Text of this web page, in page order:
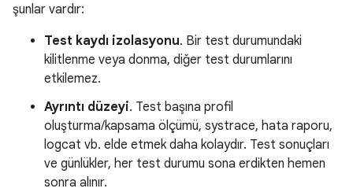
şunlar vardır:
Test kaydı izolasyonu. Bir test durumundaki
kilitlenme veya donma, diğer test durumlarını
etkilemez.
Ayrıntı düzeyi. Test başına profil
oluşturma/kapsama ölçümü, systrace, hata raporu,
logcat vb. elde etmek daha kolaydır. Test sonuçları
ve günlükler, her test durumu sona erdikten hemen
sonra alınır.